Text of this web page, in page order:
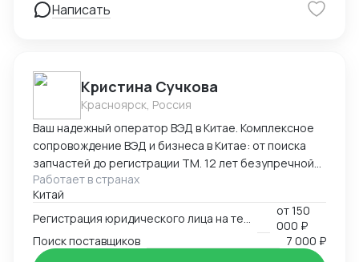
Написать
Кристина Сучкова
Красноярск, Россия
Ваш надежный оператор ВЭД в Китае. Комплексное
сопровождение ВЭД и бизнеса в Китае: от поиска
запчастей до регистрации ТМ. 12 лет безупречной
логистики. Опыт и специализация: * 12 лет в ВЭД:
Глубокое понимание китайского рынка и
юридических тонкостей. * Профильные поставки:
Экспертиза в категориях: автозапчасти,
промышленное и медицинское оборудование. Знаем
Работает в странах
Китай
от150
000 ₽
Поиск поставщиков
7 000 ₽